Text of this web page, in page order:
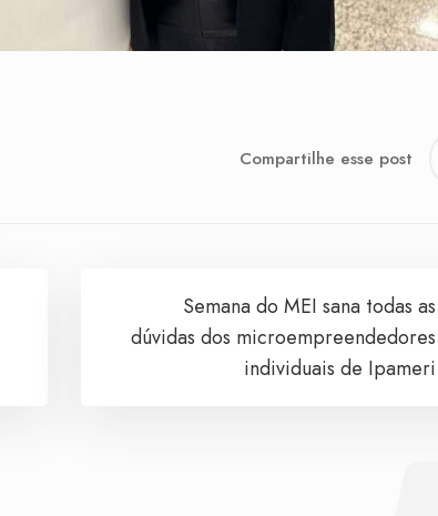
Compartilhe esse post
Semana do MEI sana todas as
dúvidas dos microempreendedores
individuais de Ipameri